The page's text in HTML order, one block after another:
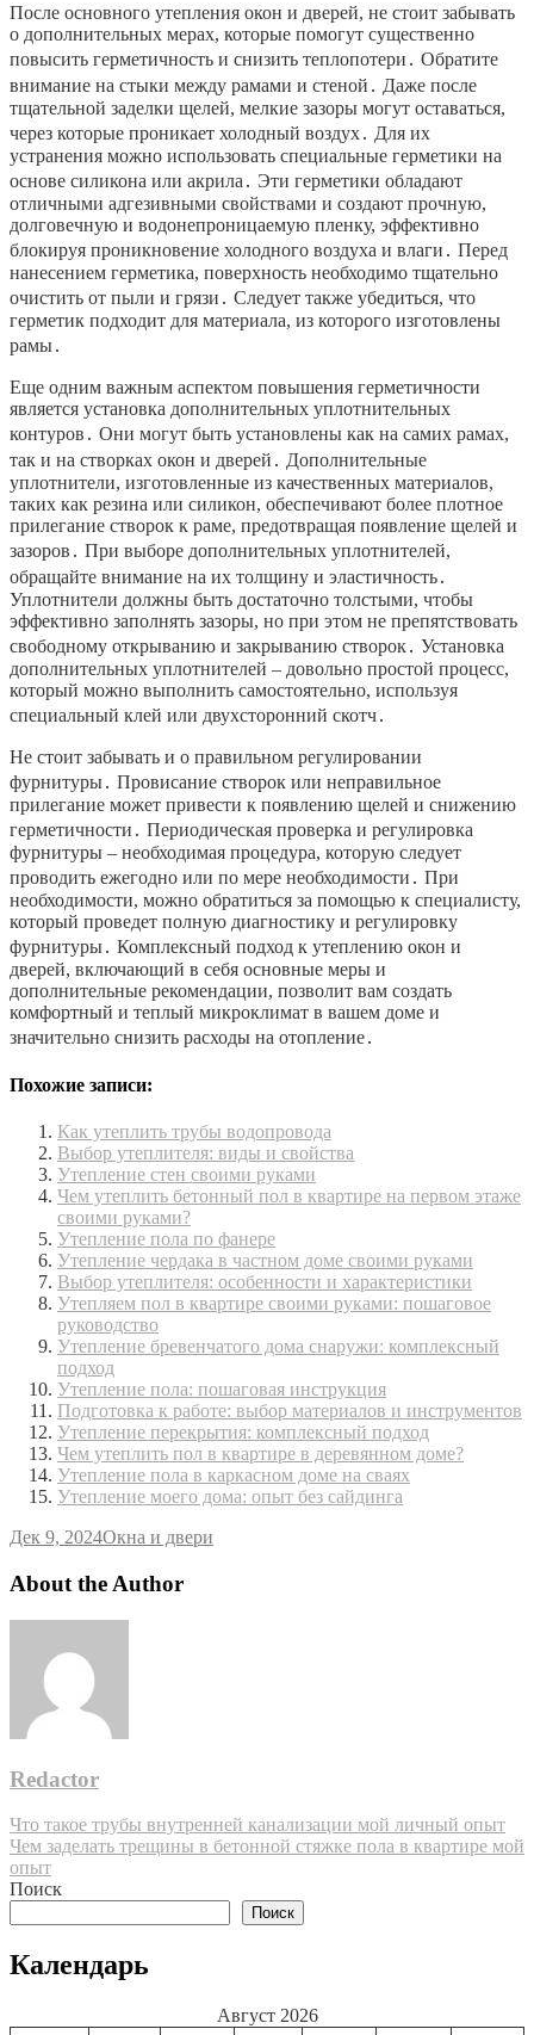
После основного утепления окон и дверей, не стоит забывать
о дополнительных мерах, которые помогут существенно
повысить герметичность и снизить теплопотери․ Обратите
внимание на стыки между рамами и стеной․ Даже после
тщательной заделки щелей, мелкие зазоры могут оставаться,
через которые проникает холодный воздух․ Для их
устранения можно использовать специальные герметики на
основе силикона или акрила․ Эти герметики обладают
отличными адгезивными свойствами и создают прочную,
долговечную и водонепроницаемую пленку, эффективно
блокируя проникновение холодного воздуха и влаги․ Перед
нанесением герметика, поверхность необходимо тщательно
очистить от пыли и грязи․ Следует также убедиться, что
герметик подходит для материала, из которого изготовлены
рамы․
Еще одним важным аспектом повышения герметичности
является установка дополнительных уплотнительных
контуров․ Они могут быть установлены как на самих рамах,
так и на створках окон и дверей․ Дополнительные
уплотнители, изготовленные из качественных материалов,
таких как резина или силикон, обеспечивают более плотное
прилегание створок к раме, предотвращая появление щелей и
зазоров․ При выборе дополнительных уплотнителей,
обращайте внимание на их толщину и эластичность․
Уплотнители должны быть достаточно толстыми, чтобы
эффективно заполнять зазоры, но при этом не препятствовать
свободному открыванию и закрыванию створок․ Установка
дополнительных уплотнителей – довольно простой процесс,
который можно выполнить самостоятельно, используя
специальный клей или двухсторонний скотч․
Не стоит забывать и о правильном регулировании
фурнитуры․ Провисание створок или неправильное
прилегание может привести к появлению щелей и снижению
герметичности․ Периодическая проверка и регулировка
фурнитуры – необходимая процедура, которую следует
проводить ежегодно или по мере необходимости․ При
необходимости, можно обратиться за помощью к специалисту,
который проведет полную диагностику и регулировку
фурнитуры․ Комплексный подход к утеплению окон и
дверей, включающий в себя основные меры и
дополнительные рекомендации, позволит вам создать
комфортный и теплый микроклимат в вашем доме и
значительно снизить расходы на отопление․
Похожие записи:
Как утеплить трубы водопровода
Выбор утеплителя: виды и свойства
Утепление стен своими руками
Чем утеплить бетонный пол в квартире на первом этаже
своими руками?
Утепление пола по фанере
Утепление чердака в частном доме своими руками
Выбор утеплителя: особенности и характеристики
Утепляем пол в квартире своими руками: пошаговое
руководство
Утепление бревенчатого дома снаружи: комплексный
подход
Утепление пола: пошаговая инструкция
Подготовка к работе: выбор материалов и инструментов
Утепление перекрытия: комплексный подход
Чем утеплить пол в квартире в деревянном доме?
Утепление пола в каркасном доме на сваях
Утепление моего дома: опыт без сайдинга
Дек 9, 2024Окна и двери
About the Author
Redactor
Навигация
по
записям
Что такое трубы внутренней канализации мой личный опыт
Чем заделать трещины в бетонной стяжке пола в квартире мой
опыт
Поиск
Поиск
Календарь
Август 2026